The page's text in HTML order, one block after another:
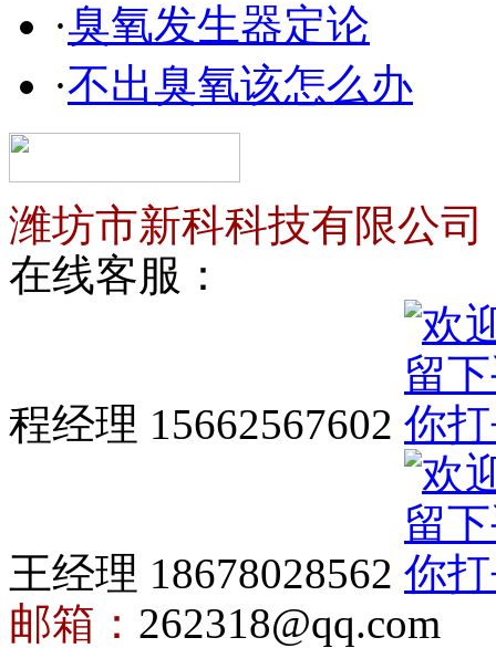
·臭氧发生器定论
·不出臭氧该怎么办
潍坊市新科科技有限公司
在线客服：
程经理 15662567602
王经理 18678028562
邮箱： 262318@qq.com